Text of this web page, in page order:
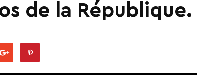
Journal
de la République.